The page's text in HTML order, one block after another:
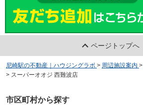
ページトップへ
尼崎駅の不動産｜ハウジングラボ > 周辺施設案内 >
> スーパーオオジ 西難波店
市区町村から探す